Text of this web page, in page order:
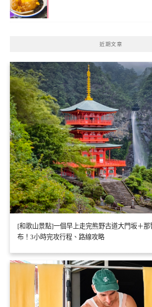
近期文章
[和歌山景點]一個早上走完熊野古道大門坂＋
布！3小時完攻行程、路線攻略